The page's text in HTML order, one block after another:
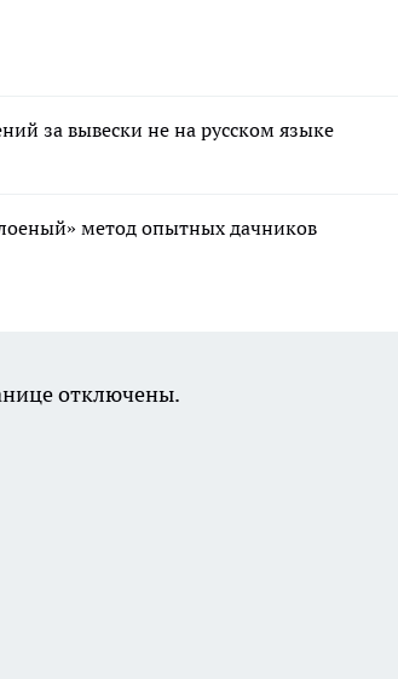
за вывески не на русском языке
метод опытных дачников
отключены.